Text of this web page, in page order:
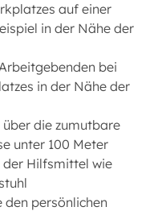
auf einer
in der Nähe der
bei
in der Nähe der
die zumutbare
unter 100 Meter
Hilfsmittel wie
den persönlichen